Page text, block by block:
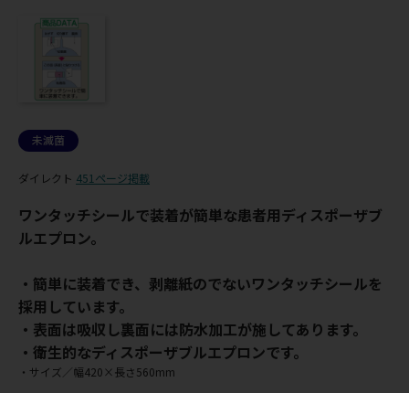
未滅菌
ダイレクト 451ページ掲載
ワンタッチシールで装着が簡単な患者用ディスポーザブ
ルエプロン。
・簡単に装着でき、剥離紙のでないワンタッチシールを
採用しています。
・表面は吸収し裏面には防水加工が施してあります。
・衛生的なディスポーザブルエプロンです。
・サイズ／幅420×長さ560mm